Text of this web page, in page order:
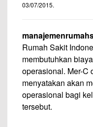
03/07/2015.
Rumah Sakit
membutuhkan
operasional. Mer-C
menyatakan akan
operasional bagi
tersebut.